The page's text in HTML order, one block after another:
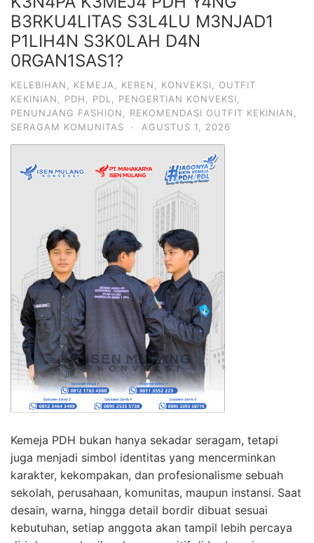
B3RKU4LITAS S3L4LU M3NJAD1
P1LIH4N S3K0LAH D4N
0RGAN1SAS1?
KELEBIHAN KEMEJA KEREN KONVEKSI
OUTFIT
KEKINIAN
PDH PDL PENGERTIAN KONVEKSI
PENUNJANG FASHION
REKOMENDASI OUTFIT KEKINIAN
SERAGAM KOMUNITAS
· AGUSTUS 1, 2026
Kemeja PDH bukan hanya sekadar seragam, tetapi
juga menjadi simbol identitas yang mencerminkan
karakter, kekompakan, dan profesionalisme sebuah
sekolah, perusahaan, komunitas, maupun instansi. Saat
desain, warna, hingga detail bordir dibuat sesuai
kebutuhan, setiap anggota akan tampil lebih percaya